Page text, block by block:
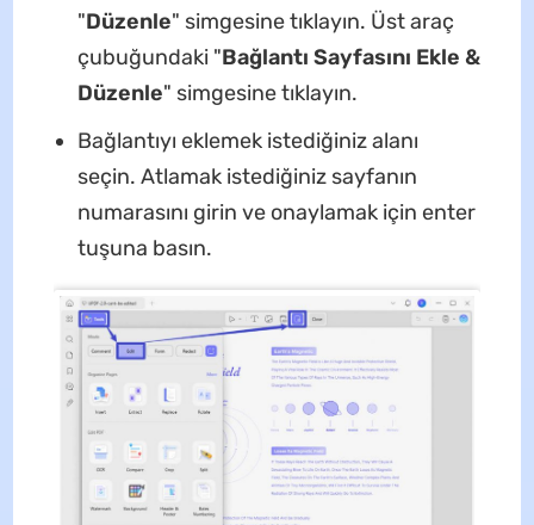
"Düzenle" simgesine tıklayın. Üst araç
çubuğundaki "Bağlantı Sayfasını Ekle &
Düzenle" simgesine tıklayın.
Bağlantıyı eklemek istediğiniz alanı
seçin. Atlamak istediğiniz sayfanın
numarasını girin ve onaylamak için enter
tuşuna basın.